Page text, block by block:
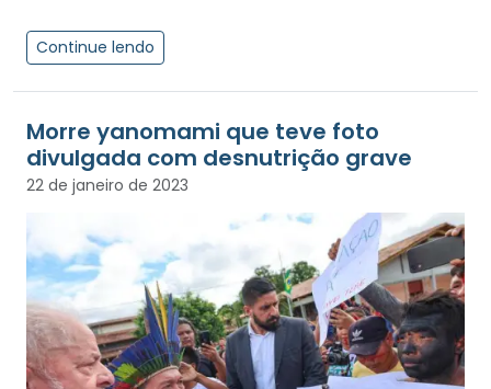
Continue lendo
Morre yanomami que teve foto
divulgada com desnutrição grave
22 de janeiro de 2023